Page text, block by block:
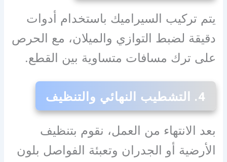
يتم تركيب السيراميك باستخدام أدوات
دقيقة لضبط التوازي والميلان، مع الحرص
على ترك مسافات متساوية بين القطع.
4. التشطيب النهائي والتنظيف
بعد الانتهاء من العمل، نقوم بتنظيف
الأرضية أو الجدران وتعبئة الفواصل بلون